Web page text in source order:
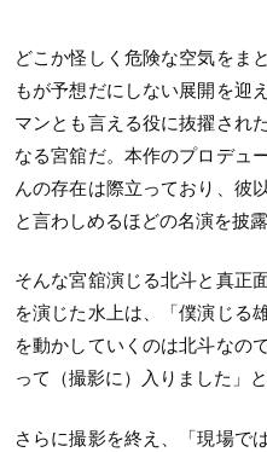
どこか怪しく危険な空気をま
もが予想だにしない展開を迎
マンとも言える役に抜擢され
なる宮舘だ。本作のプロデュ
んの存在は際立っており、彼
と言わしめるほどの名演を披露
そんな宮舘演じる北斗と真正
を演じた水上は、「僕演じる
を動かしていくのは北斗なの
って（撮影に）入りました」と
さらに撮影を終え、「現場で